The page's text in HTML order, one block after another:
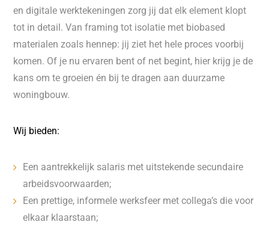
en digitale werktekeningen zorg jij dat elk element klopt
tot in detail. Van framing tot isolatie met biobased
materialen zoals hennep: jij ziet het hele proces voorbij
komen. Of je nu ervaren bent of net begint, hier krijg je de
kans om te groeien én bij te dragen aan duurzame
woningbouw.
Wij bieden:
Een aantrekkelijk salaris met uitstekende secundaire
arbeidsvoorwaarden;
Een prettige, informele werksfeer met collega’s die voor
elkaar klaarstaan;